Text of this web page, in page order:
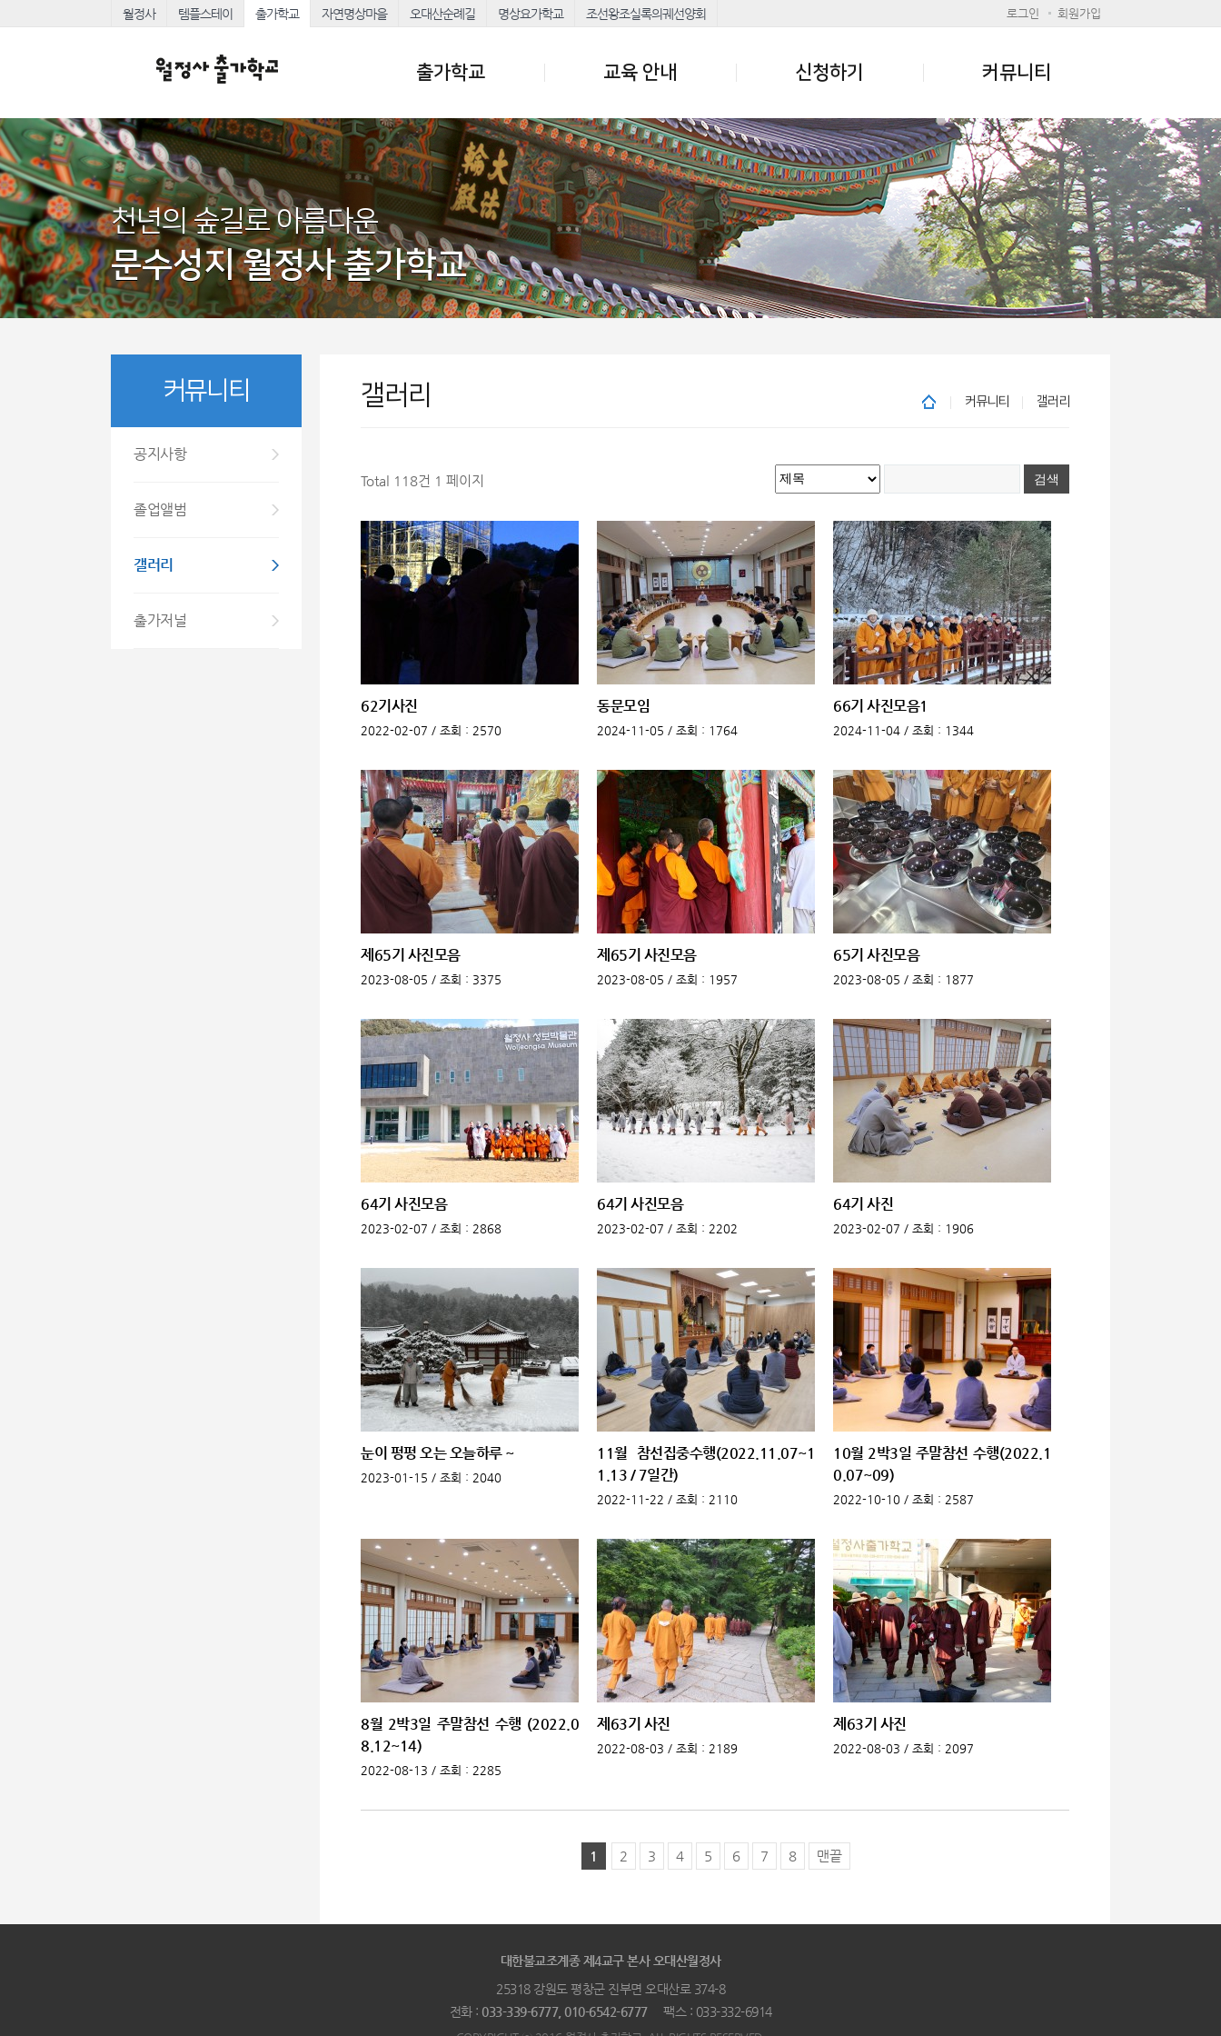
월정사 템플스테이 출가학교 자연명상마을 오대산순례길 명상요가학교 조선왕조실록의궤선양회 로그인 회원가입
출가학교 교육 안내 신청하기 커뮤니티
천년의 숲길로 아름다운
문수성지 월정사 출가학교
커뮤니티
공지사항
졸업앨범
갤러리
출가저널
커뮤니티 갤러리
갤러리
Total 118건 1 페이지
62기사진
2022-02-07 / 조회 : 2570
동문모임
2024-11-05 / 조회 : 1764
66기 사진모음1
2024-11-04 / 조회 : 1344
제65기 사진모음
2023-08-05 / 조회 : 3375
제65기 사진모음
2023-08-05 / 조회 : 1957
65기 사진모음
2023-08-05 / 조회 : 1877
64기 사진모음
2023-02-07 / 조회 : 2868
64기 사진모음
2023-02-07 / 조회 : 2202
64기 사진
2023-02-07 / 조회 : 1906
눈이 펑펑 오는 오늘하루 ~
2023-01-15 / 조회 : 2040
11월 참선집중수행(2022.11.07~1
1.13 / 7일간)
2022-11-22 / 조회 : 2110
10월 2박3일 주말참선 수행(2022.1
0.07~09)
2022-10-10 / 조회 : 2587
8월 2박3일 주말참선 수행 (2022.0
8.12~14)
2022-08-13 / 조회 : 2285
제63기 사진
2022-08-03 / 조회 : 2189
제63기 사진
2022-08-03 / 조회 : 2097
1 2 3 4 5 6 7 8 맨끝
대한불교조계종 제4교구 본사 오대산월정사
25318 강원도 평창군 진부면 오대산로 374-8
전화 : 033-339-6777, 010-6542-6777팩스 : 033-332-6914